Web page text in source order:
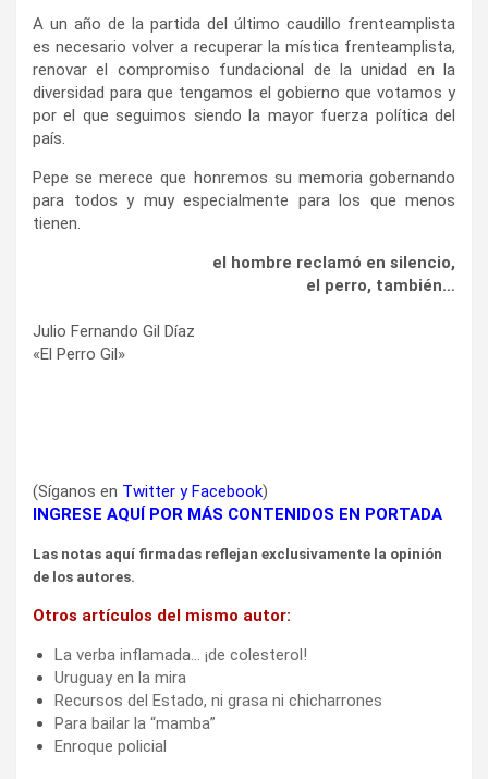
A un año de la partida del último caudillo frenteamplista
es necesario volver a recuperar la mística frenteamplista,
renovar el compromiso fundacional de la unidad en la
diversidad para que tengamos el gobierno que votamos y
por el que seguimos siendo la mayor fuerza política del
país.
Pepe se merece que honremos su memoria gobernando
para todos y muy especialmente para los que menos
tienen.
el hombre reclamó en silencio,
el perro, también…
Julio Fernando Gil Díaz
«El Perro Gil»
(Síganos en Twitter yFacebook)
INGRESE AQUÍ POR MÁS CONTENIDOS EN PORTADA
Las notas aquí firmadas reflejan exclusivamente la opinión
de los autores.
Otros artículos del mismo autor:
La verba inflamada… ¡de colesterol!
Uruguay en la mira
Recursos del Estado, ni grasa ni chicharrones
Para bailar la “mamba”
Enroque policial